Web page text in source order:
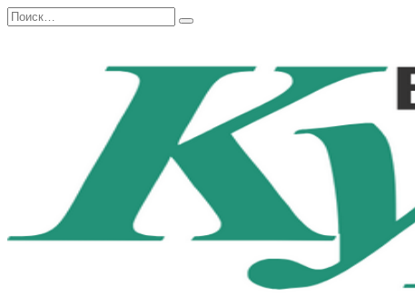
Перейти
к
Search
for: